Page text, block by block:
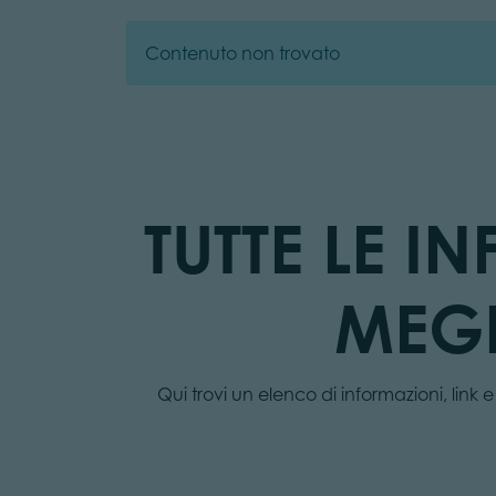
Contenuto non trovato
TUTTE LE
Qui trovi un elenco di informazioni, link